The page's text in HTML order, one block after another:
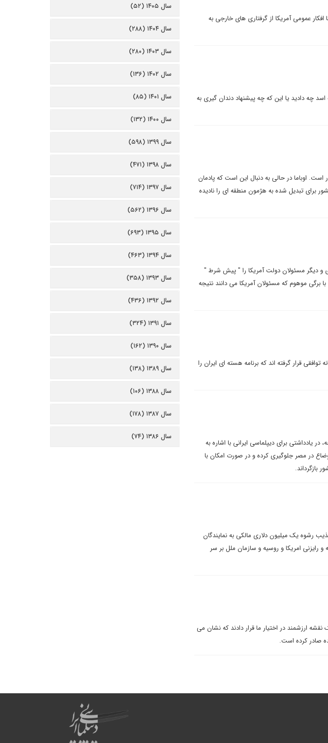
افکار عمومی آمریکا از گرفتاری های خارجی به
چه دادید یا این که چه پیشنهاد دندان گیری به
اوباما در حالی به دنبال این است که پادمان
برای تبدیل شده به هژمون منطقه ای را نادیده
و دیگر مسئولان دولت آمریکا را " پیش شرط "
برگی موهوم که مسئولان آمریکا می دانند نتیجه
قرار گرفته اند که برنامه هسته ای ایران را
یادداشتی برای دیپلماسی ایرانی با اشاره به
در مصر جلوگیری کرده و در صورت امکان با
بازگرداند.
رشوه یک میلیون دلاری مالکی به نمایندگان
رایزنی امریکا و روسیه و سازمان ملل بر سر
نقشه ارزشمند در اختیار ما قرار دادند که نشان می
صادر کرده است.
سال ۱۴۰۵ (۵۲)
سال ۱۴۰۴ (۲۸۸)
سال ۱۴۰۳ (۲۸۰)
سال ۱۴۰۲ (۱۳۶)
سال ۱۴۰۱ (۸۵)
سال ۱۴۰۰ (۱۳۲)
سال ۱۳۹۹ (۵۹۸)
سال ۱۳۹۸ (۴۷۱)
سال ۱۳۹۷ (۷۱۴)
سال ۱۳۹۶ (۵۶۲)
سال ۱۳۹۵ (۶۹۳)
سال ۱۳۹۴ (۴۶۳)
سال ۱۳۹۳ (۳۵۸)
سال ۱۳۹۲ (۴۳۶)
سال ۱۳۹۱ (۳۲۴)
سال ۱۳۹۰ (۱۶۲)
سال ۱۳۸۹ (۱۳۸)
سال ۱۳۸۸ (۱۰۶)
سال ۱۳۸۷ (۱۷۸)
سال ۱۳۸۶ (۷۴)